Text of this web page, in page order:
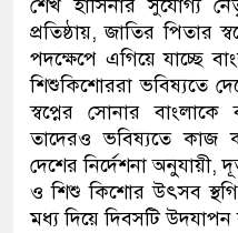
শেখ হাসিনার সুযোগ্য
প্রতিষ্ঠায়, জাতির পিতার
পদক্ষেপে এগিয়ে যাচ্ছে
শিশুকিশোররা ভবিষ্যতে
স্বপ্নের সোনার বাংলাকে
তাদেরও ভবিষ্যতে কাজ
দেশের নির্দেশনা অনুযায়ী,
ও শিশু কিশোর উৎসব
মধ্য দিয়ে দিবসটি